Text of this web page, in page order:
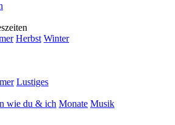
Herbst Winter
Lustiges
wie du & ich Monate Musik